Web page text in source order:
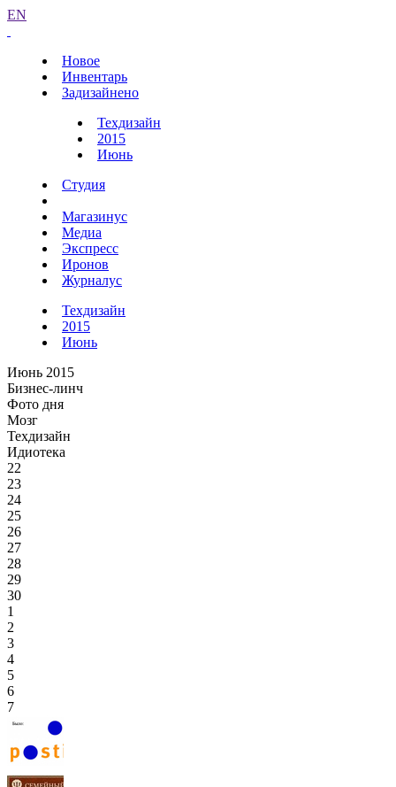
EN
Новое
Инвентарь
Задизайнено
Техдизайн
2015
Июнь
Студия
Магазинус
Медиа
Экспресс
Иронов
Журналус
Техдизайн
2015
Июнь
Июнь 2015
Бизнес-линч
Фото дня
Мозг
Техдизайн
Идиотека
22
23
24
25
26
27
28
29
30
1
2
3
4
5
6
7